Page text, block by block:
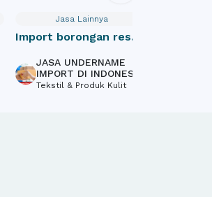
Jasa Lainnya
Import borongan resmi
JASA UNDERNAME
IMPORT DI INDONESIA
Tekstil & Produk Kulit